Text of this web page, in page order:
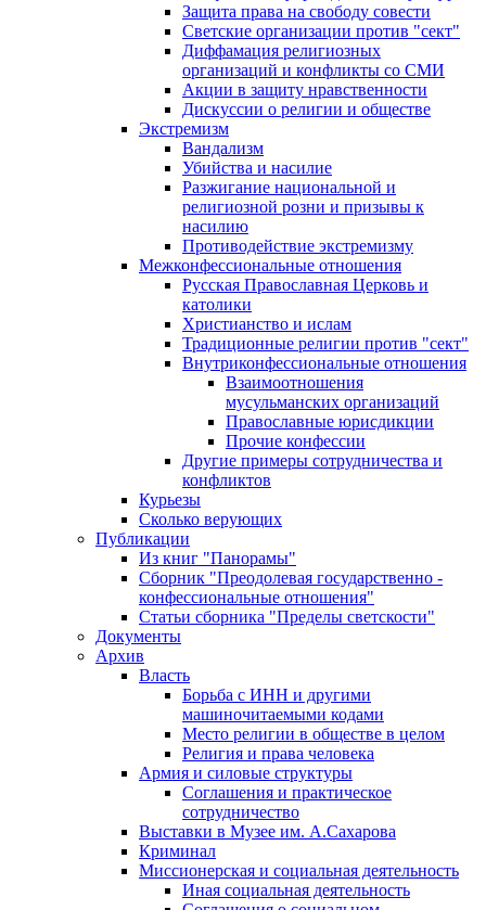
Защита права на свободу совести
Светские организации против "сект"
Диффамация религиозных
организаций и конфликты со СМИ
Акции в защиту нравственности
Дискуссии о религии и обществе
Экстремизм
Вандализм
Убийства и насилие
Разжигание национальной и
религиозной розни и призывы к
насилию
Противодействие экстремизму
Межконфессиональные отношения
Русская Православная Церковь и
католики
Христианство и ислам
Традиционные религии против "сект"
Внутриконфессиональные отношения
Взаимоотношения
мусульманских организаций
Православные юрисдикции
Прочие конфессии
Другие примеры сотрудничества и
конфликтов
Курьезы
Сколько верующих
Публикации
Из книг "Панорамы"
Сборник "Преодолевая государственно -
конфессиональные отношения"
Статьи сборника "Пределы светскости"
Документы
Архив
Власть
Борьба с ИНН и другими
машиночитаемыми кодами
Место религии в обществе в целом
Религия и права человека
Армия и силовые структуры
Соглашения и практическое
сотрудничество
Выставки в Музее им. А.Сахарова
Криминал
Миссионерская и социальная деятельность
Иная социальная деятельность